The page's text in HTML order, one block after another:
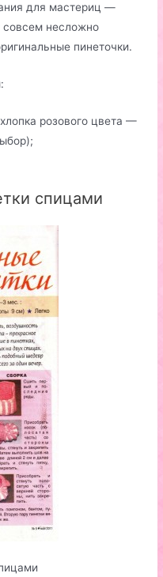
для мастериц —
совсем несложно
пинеточки.
розового цвета —
спицами